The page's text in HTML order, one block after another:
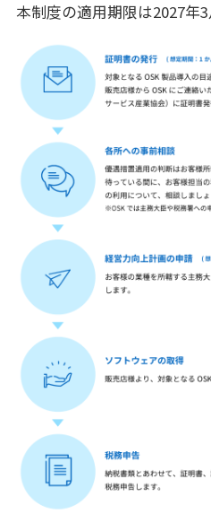
本制度の適用期限は2027年3